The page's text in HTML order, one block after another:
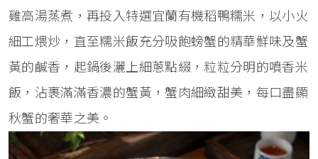
雞高湯蒸煮，再投入特選宜蘭有機稻鴨糯米，以小火
細工煨炒，直至糯米飯充分吸飽螃蟹的精華鮮味及蟹
黃的鹹香，起鍋後灑上細蔥點綴，粒粒分明的噴香米
飯，沾裹滿滿香濃的蟹黃，蟹肉細緻甜美，每口盡顯
秋蟹的奢華之美。